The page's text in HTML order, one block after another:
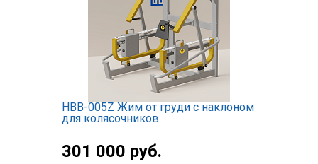
НВВ-005Z Жим от груди c наклоном
для колясочников
301 000 руб.